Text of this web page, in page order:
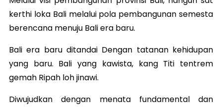
kerthi loka Bali melalui pola pembangunan semesta
berencana menuju Bali era baru.
Bali era baru ditandai Dengan tatanan kehidupan
yang baru. Bali yang kawista, kang Titi tentrem
gemah Ripah loh jinawi.
Diwujudkan dengan menata fundamental dan